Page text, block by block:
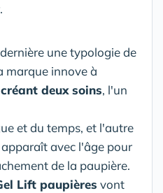
une typologie de
marque innove à
créant deux soins, l'un
et du temps, et l'autre
avec l'âge pour
de la paupière.
Lift paupières vont